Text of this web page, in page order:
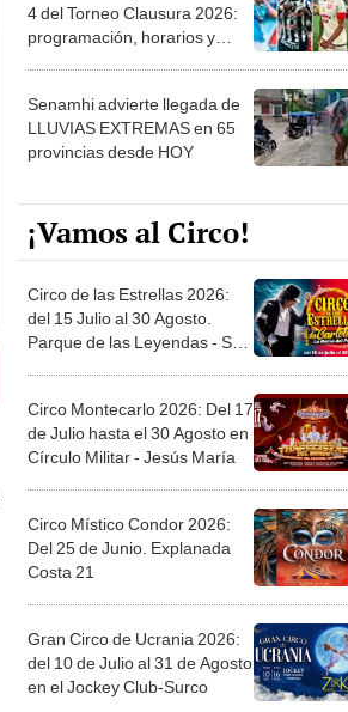
4 del Torneo Clausura 2026:
programación, horarios y
Senamhi advierte llegada de
LLUVIAS EXTREMAS en 65
provincias desde HOY
¡Vamos al Circo!
Circo de las Estrellas 2026:
del 15 Julio al 30 Agosto.
Parque de las Leyendas - San
Circo Montecarlo 2026: Del 17
de Julio hasta el 30 Agosto en
Círculo Militar - Jesús María
Circo Místico Condor 2026:
Del 25 de Junio. Explanada
Costa 21
Gran Circo de Ucrania 2026:
del 10 de Julio al 31 de Agosto
en el Jockey Club-Surco